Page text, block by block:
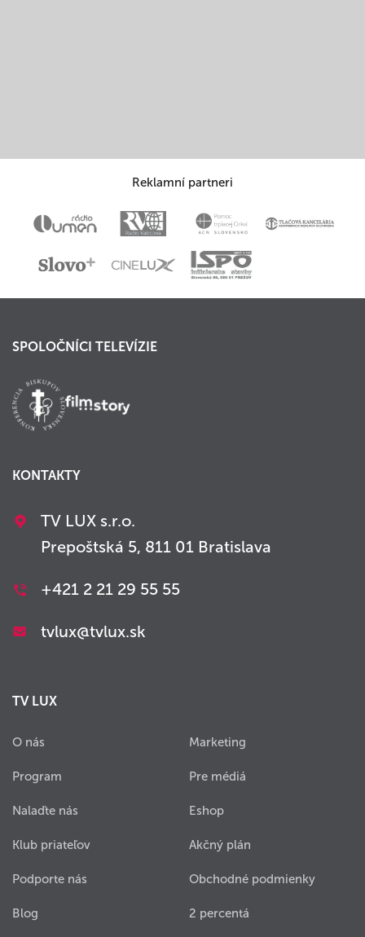
Reklamní partneri
SPOLOČNÍCI TELEVÍZIE
KONTAKTY
TV LUX s.r.o.
Prepoštská 5, 811 01 Bratislava
+421 2 21 29 55 55
tvlux@tvlux.sk
TV LUX
O nás
Program
Nalaďte nás
Klub priateľov
Podporte nás
Blog
Marketing
Pre médiá
Eshop
Akčný plán
Obchodné podmienky
2 percentá